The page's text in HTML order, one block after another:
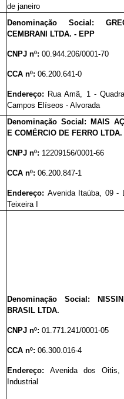
de janeiro
Denominação Social:
CEMBRANI LTDA. - EPP
CNPJ nº:00.944.206/0001-70
CCA nº:06.200.641-0
Endereço: Rua Amã, 1 -
Campos Elíseos - Alvorada
Denominação Social: MAIS
E COMÉRCIO DE FERRO LTDA.
CNPJ nº: 12209156/0001-66
CCA nº:06.200.847-1
Endereço: Avenida Itaúba, 09 -
Teixeira I
Denominação Social:
BRASIL LTDA.
CNPJ nº:01.771.241/0001-05
CCA nº:06.300.016-4
Endereço:Avenida dos
Industrial